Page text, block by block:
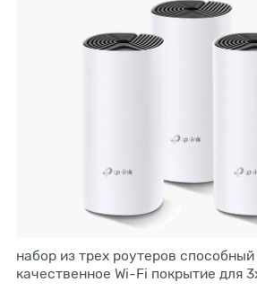
набор из трех роутеров
качественное Wi-Fi покрытие для